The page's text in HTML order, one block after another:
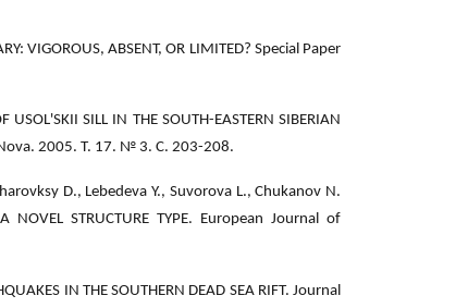
VIGOROUS, ABSENT, OR LIMITED? Special Paper
SILL IN THE SOUTH-EASTERN SIBERIAN
Nova. 2005. Т. 17. № 3. С. 203-208.
D., Lebedeva Y., Suvorova L., Chukanov N.
NOVEL STRUCTURE TYPE. European Journal of
IN THE SOUTHERN DEAD SEA RIFT. Journal